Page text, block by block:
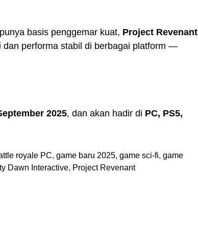
basis penggemar kuat, Project Revenant
dan performa stabil di berbagai platform —
2025, dan akan hadir di PC, PS5,
royale PC, game baru 2025, game sci-fi, game
Dawn Interactive, Project Revenant